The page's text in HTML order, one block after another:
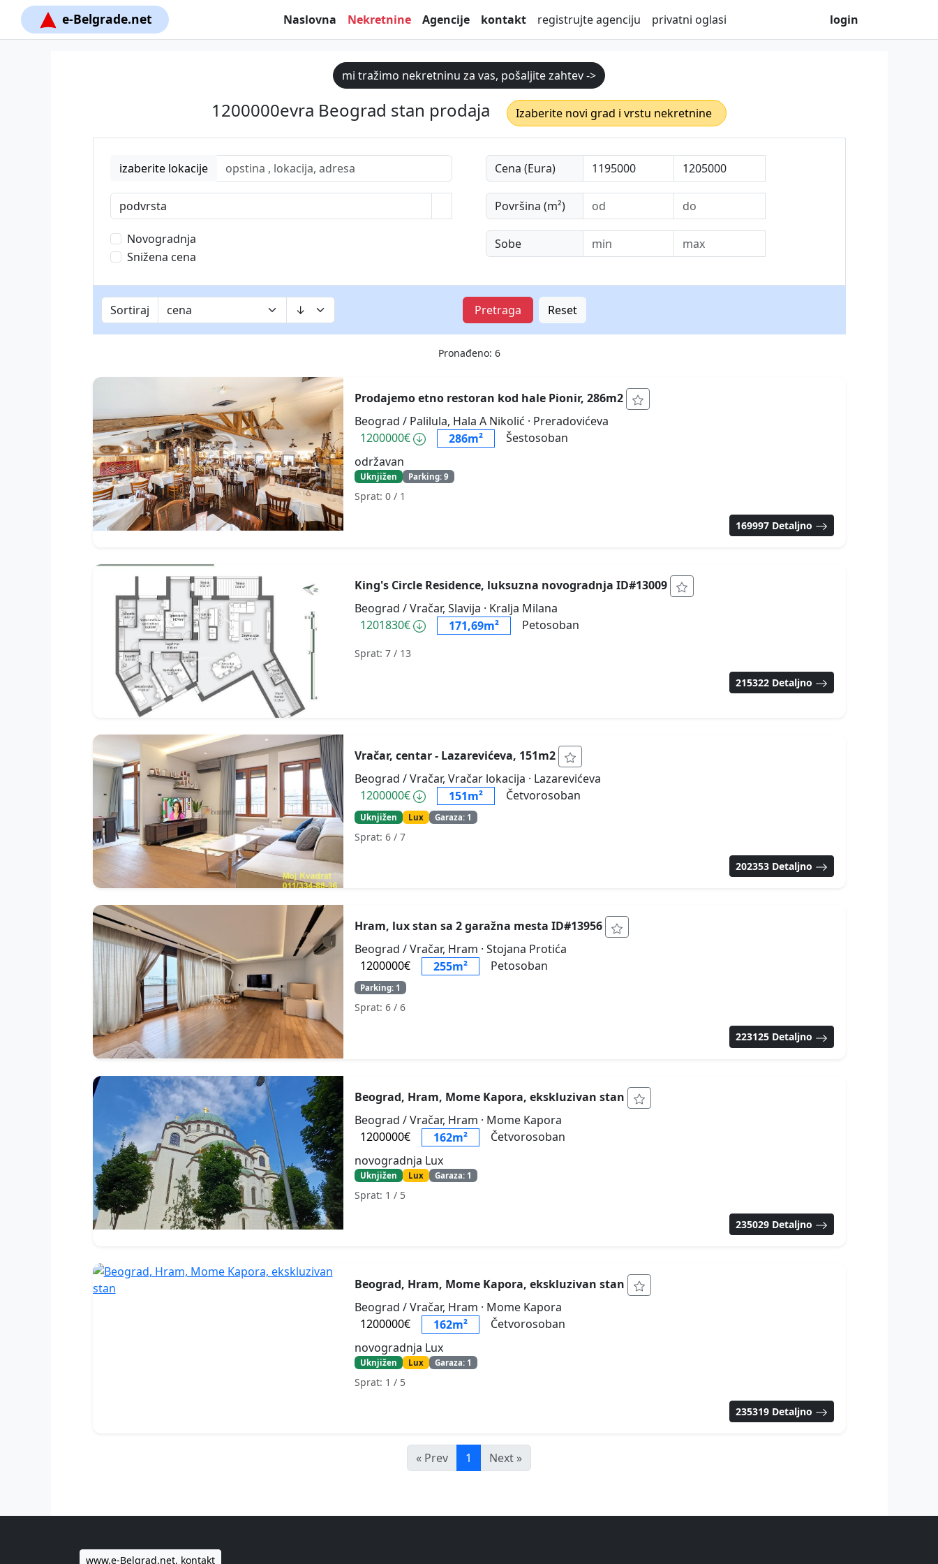
e-Belgrade.net Naslovna Nekretnine Agencije kontakt registrujte agenciju privatni oglasi login
mi tražimo nekretninu za vas, pošaljite zahtev ->
1200000evra Beograd stan prodaja Izaberite novi grad i vrstu nekretnine
izaberite lokacije
podvrsta
Novogradnja
Snižena cena
Cena (Eura)
Površina (m²)
Sobe
Sortiraj Pretraga Reset
Pronađeno: 6
Prodajemo etno restoran kod hale Pionir, 286m2
Beograd / Palilula, Hala A Nikolić · Preradovićeva
1200000€
286m²
Šestosoban
održavan
Uknjižen Parking: 9
Sprat: 0 / 1
169997 Detaljno
King's Circle Residence, luksuzna novogradnja ID#13009
Beograd / Vračar, Slavija · Kralja Milana
1201830€
171,69m² Petosoban
Sprat: 7 / 13
215322 Detaljno
Vračar, centar - Lazarevićeva, 151m2
Beograd / Vračar, Vračar lokacija · Lazarevićeva
1200000€
151m² Četvorosoban
Uknjižen Lux Garaza: 1
Sprat: 6 / 7
202353 Detaljno
Hram, lux stan sa 2 garažna mesta ID#13956
Beograd / Vračar, Hram · Stojana Protića
1200000€
255m² Petosoban
Parking: 1
Sprat: 6 / 6
223125 Detaljno
Beograd, Hram, Mome Kapora, ekskluzivan stan
Beograd / Vračar, Hram · Mome Kapora
1200000€
162m²
Četvorosoban
novogradnja Lux
Uknjižen Lux Garaza: 1
Sprat: 1 / 5
235029 Detaljno
Beograd, Hram, Mome Kapora, ekskluzivan stan
Beograd / Vračar, Hram · Mome Kapora
1200000€
162m²
Četvorosoban
novogradnja Lux
Uknjižen Lux Garaza: 1
Sprat: 1 / 5
235319 Detaljno
« Prev 1 Next »
www.e-Belgrad.net, kontakt